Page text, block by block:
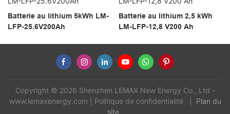
Batterie au lithium 5kWh LM-
LFP-25.6V200Ah
Batterie au lithium 2,5 kWh
LM-LFP-12,8 V200 Ah
Copyright © 2026 Shenzhen LEMAX New Energy Co., Ltd -
www.lemaxenergy.com
Politique de confidentialité
Plan du
site